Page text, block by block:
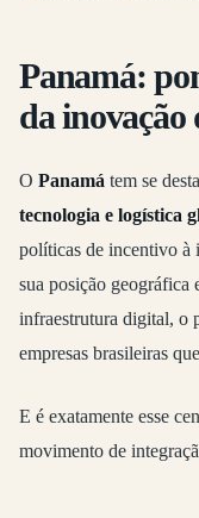
Panamá:
da inovação
O Panamá tem se
tecnologia e logística
políticas de incentivo à
sua posição geográfica
infraestrutura digital, o
empresas brasileiras
E é exatamente esse
movimento de